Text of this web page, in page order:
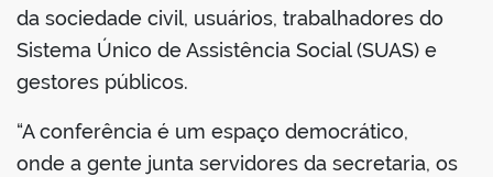
da sociedade civil, usuários, trabalhadores do
Sistema Único de Assistência Social (SUAS) e
gestores públicos.
“A conferência é um espaço democrático,
onde a gente junta servidores da secretaria, os